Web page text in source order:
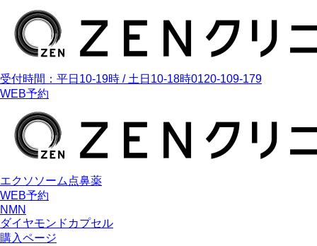
受付時間：平日10-19時 / 土日10-18時0120-109-179
WEB予約
エクソソーム点鼻薬
WEB予約
NMN
ダイヤモンドカプセル
購入ページ